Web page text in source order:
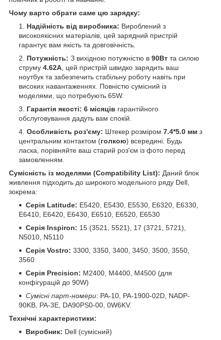
Чому варто обрати саме цю зарядку:
Надійність від виробника: Вироблений з
високоякісних матеріалів, цей зарядний пристрій
гарантує вам якість та довговічність.
Потужність: З вихідною потужністю в 90Вт та силою
струму 4.62А , цей пристрій швидко зарядить ваш
ноутбук та забезпечить стабільну роботу навіть при
високих навантаженнях. Повністю сумісний із
моделями, що потребують 65W.
Гарантія якості: 6 місяців гарантійного
обслуговування дадуть вам спокій.
Особливість роз'єму: Штекер розміром 7.4*5.0 мм з
центральним контактом (голкою) всередині. Будь
ласка, порівняйте ваш старий роз'єм із фото перед
замовленням.
Сумісність із моделями (Compatibility List): Даний блок
живлення підходить до широкого модельного ряду Dell,
зокрема:
Серія Latitude: E5420, E5430, E5530, E6320, E6330,
E6410, E6420, E6430, E6510, E6520, E6530
Серія Inspiron: 15 (3521, 5521), 17 (3721, 5721),
N5010, N5110
Серія Vostro: 3300, 3350, 3400, 3450, 3500, 3550,
3560
Серія Precision: M2400, M4400, M4500 (для
конфігурацій до 90W)
Сумісні парт-номери: PA-10, PA-1900-02D, NADP-
90KB, PA-3E, DA90PS0-00, 0W6KV.
Технічні характеристики:
Виробник: Dell (сумісний)